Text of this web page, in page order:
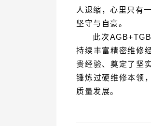
坚守与自豪。
质量发展。